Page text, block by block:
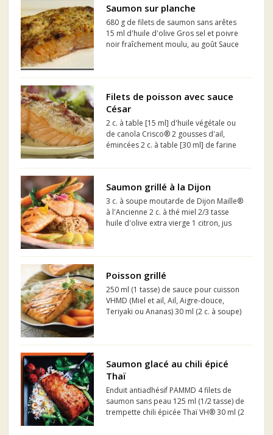
Saumon sur planche
680 g de filets de saumon sans arêtes
15 ml d'huile d'olive Gros sel et poivre
noir fraîchement moulu, au goût Sauce
Meaux ou de Dijon 30 ml d'aneth frais,
Filets de poisson avec sauce
César
2 c. à table [15 ml] d'huile végétale ou
de canola Crisco® 2 gousses d'ail,
émincées 2 c. à table [30 ml] de farine
[375 ml] de lait évaporé Carnation®
ml] de sauce...
Saumon grillé à la Dijon
3 c. à soupe moutarde de Dijon Maille®
à l'Ancienne 2 c. à thé miel 2/3 tasse
huile d'olive extra vierge 1 citron, jus
saumon
Poisson grillé
250 ml (1 tasse) de sauce pour cuisson
VHMD (Miel et ail, Ail, Aigre-douce,
Teriyaki ou Ananas) 30 ml (2 c. à soupe)
1 gousse d'ail, hachée finement 15 ml (1
Saumon glacé au chili épicé
Thaï
Enduit antiadhésif PAMMD 4 filets de
saumon sans peau 125 ml (1/2 tasse) de
trempette chili épicée Thaï VH® 30 ml (2